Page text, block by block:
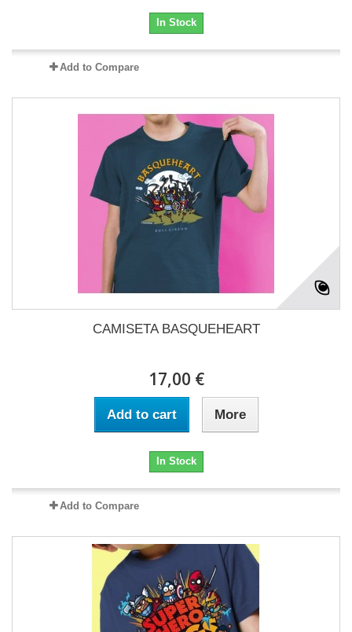
In Stock
Add to Compare
CAMISETA BASQUEHEART
17,00 €
Add to cart More
In Stock
Add to Compare